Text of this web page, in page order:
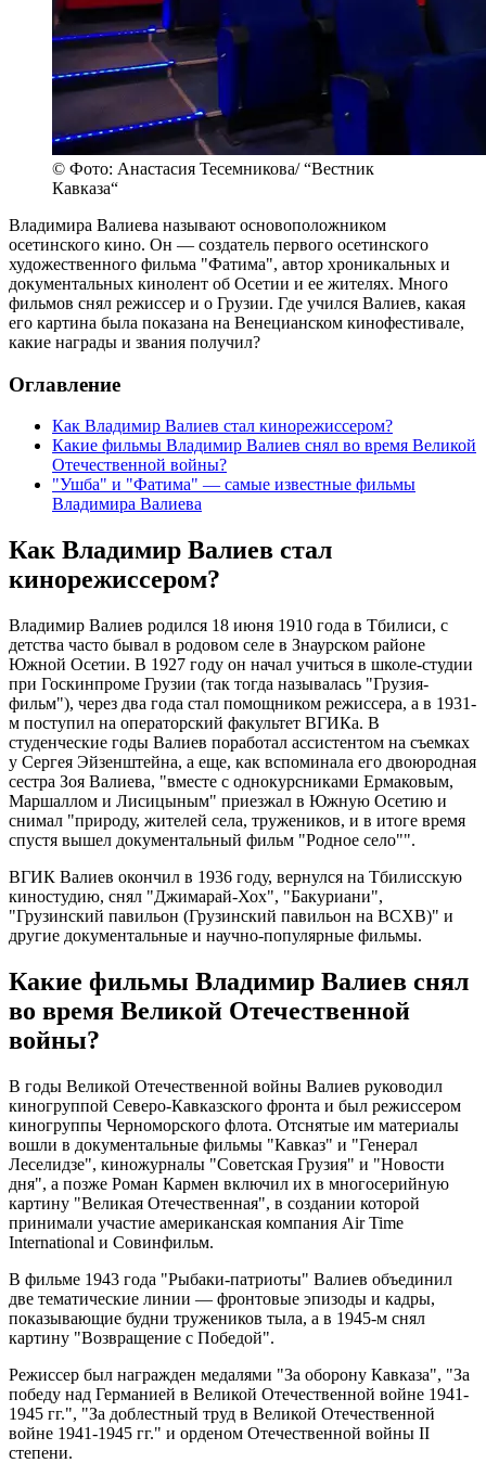
© Фото: Анастасия Тесемникова/ “Вестник
Кавказа“
Владимира Валиева называют основоположником
осетинского кино. Он — создатель первого осетинского
художественного фильма "Фатима", автор хроникальных и
документальных кинолент об Осетии и ее жителях. Много
фильмов снял режиссер и о Грузии. Где учился Валиев, какая
его картина была показана на Венецианском кинофестивале,
какие награды и звания получил?
Оглавление
Как Владимир Валиев стал кинорежиссером?
Какие фильмы Владимир Валиев снял во время Великой
Отечественной войны?
"Ушба" и "Фатима" — самые известные фильмы
Владимира Валиева
Как Владимир Валиев стал
кинорежиссером?
Владимир Валиев родился 18 июня 1910 года в Тбилиси, с
детства часто бывал в родовом селе в Знаурском районе
Южной Осетии. В 1927 году он начал учиться в школе-студии
при Госкинпроме Грузии (так тогда называлась "Грузия-
фильм"), через два года стал помощником режиссера, а в 1931-
м поступил на операторский факультет ВГИКа. В
студенческие годы Валиев поработал ассистентом на съемках
у Сергея Эйзенштейна, а еще, как вспоминала его двоюродная
сестра Зоя Валиева, "вместе с однокурсниками Ермаковым,
Маршаллом и Лисицыным" приезжал в Южную Осетию и
снимал "природу, жителей села, тружеников, и в итоге время
спустя вышел документальный фильм "Родное село"".
ВГИК Валиев окончил в 1936 году, вернулся на Тбилисскую
киностудию, снял "Джимарай-Хох", "Бакуриани",
"Грузинский павильон (Грузинский павильон на ВСХВ)" и
другие документальные и научно-популярные фильмы.
Какие фильмы Владимир Валиев снял
во время Великой Отечественной
войны?
В годы Великой Отечественной войны Валиев руководил
киногруппой Северо-Кавказского фронта и был режиссером
киногруппы Черноморского флота. Отснятые им материалы
вошли в документальные фильмы "Кавказ" и "Генерал
Леселидзе", киножурналы "Советская Грузия" и "Новости
дня", а позже Роман Кармен включил их в многосерийную
картину "Великая Отечественная", в создании которой
принимали участие американская компания Air Time
International и Совинфильм.
В фильме 1943 года "Рыбаки-патриоты" Валиев объединил
две тематические линии — фронтовые эпизоды и кадры,
показывающие будни тружеников тыла, а в 1945-м снял
картину "Возвращение с Победой".
Режиссер был награжден медалями "За оборону Кавказа", "За
победу над Германией в Великой Отечественной войне 1941-
1945 гг.", "За доблестный труд в Великой Отечественной
войне 1941-1945 гг." и орденом Отечественной войны II
степени.